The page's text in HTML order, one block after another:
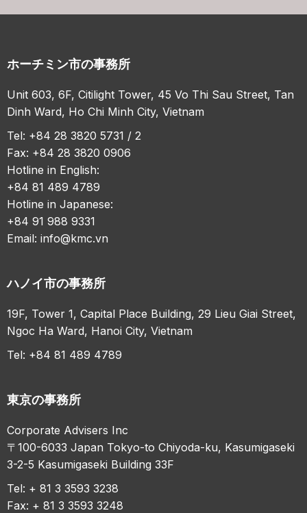
ホーチミン市の事務所
Unit 603, 6F, Citilight Tower, 45 Vo Thi Sau Street, Tan
Dinh Ward, Ho Chi Minh City, Vietnam
Tel: +84 28 3820 5731 / 2
Fax: +84 28 3820 0906
Hotline in English:
+84 81 489 4789
Hotline in Japanese:
+84 91 988 9331
Email:info@kmc.vn
ハノイ市の事務所
19F, Tower 1, Capital Place Building, 29 Lieu Giai Street,
Ngoc Ha Ward, Hanoi City, Vietnam
Tel: +84 81 489 4789
東京の事務所
Corporate Advisers Inc
〒100-6033 Japan Tokyo-to Chiyoda-ku, Kasumigaseki
3-2-5 Kasumigaseki Building 33F
Tel: + 81 3 3593 3238
Fax: + 81 3 3593 3248